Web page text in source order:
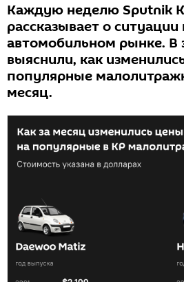
Каждую неделю Sputnik
рассказывает о
автомобильном рынке. В
выяснили, как
популярные
месяц.